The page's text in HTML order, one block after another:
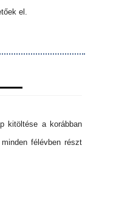
el.
kitöltése a korábban
félévben részt